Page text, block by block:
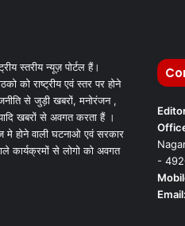
स्तरीय न्यूज़ पोर्टल हैं।
को राष्ट्रीय एवं स्तर पर होने
से जुड़ी खबरों, मनोरंजन ,
खबरों से अवगत करता हैं ।
मे होने वाली घटनाओ एवं सरकार
कार्यक्रमों से लोगो को अवगत
-
Email: